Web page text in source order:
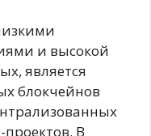
и высокой
является
блокчейнов
В